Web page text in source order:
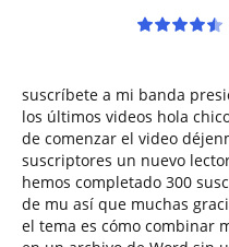
suscríbete a mi banda
los últimos videos hola
de comenzar el video
suscriptores un nuevo
hemos completado 300
de mu así que muchas
el tema es cómo combinar